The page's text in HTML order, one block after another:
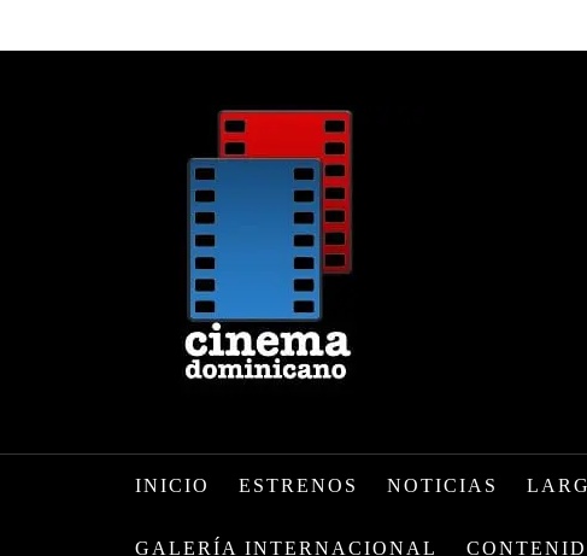
INICIO ESTRENOS NOTICIAS
GALERÍA INTERNACIONAL